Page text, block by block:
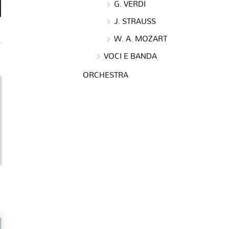
G. VERDI
J. STRAUSS
W. A. MOZART
VOCI E BANDA
ORCHESTRA